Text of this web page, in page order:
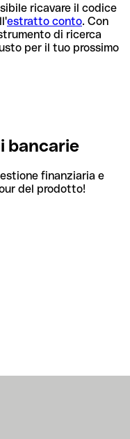
ricavare il codice
estratto conto. Con
di ricerca
per il tuo prossimo
bancarie
finanziaria e
del prodotto!